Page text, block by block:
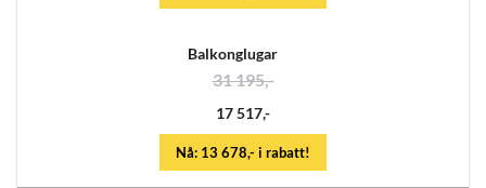
Balkonglugar
31 195,-
17 517,-
Nå: 13 678,- i rabatt!